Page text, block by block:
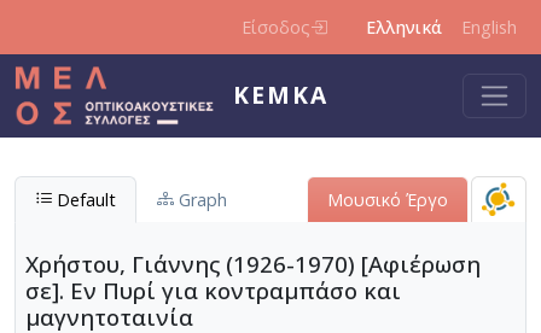
Είσοδος Ελληνικά English
ΚΕΜΚΑ
Default Graph Μουσικό Έργο
Χρήστου, Γιάννης (1926-1970) [Αφιέρωση
σε]. Εν Πυρί για κοντραμπάσο και
μαγνητοταινία